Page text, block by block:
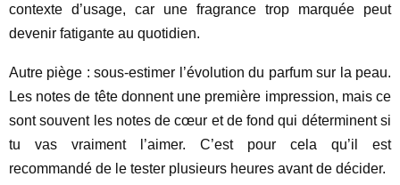
contexte d’usage, car une fragrance trop marquée peut
devenir fatigante au quotidien.
Autre piège : sous-estimer l’évolution du parfum sur la peau.
Les notes de tête donnent une première impression, mais ce
sont souvent les notes de cœur et de fond qui déterminent si
tu vas vraiment l’aimer. C’est pour cela qu’il est
recommandé de le tester plusieurs heures avant de décider.